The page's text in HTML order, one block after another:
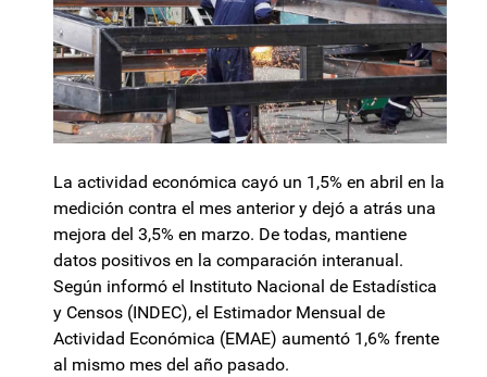
La actividad económica cayó un 1,5% en abril en la
medición contra el mes anterior y dejó a atrás una
mejora del 3,5% en marzo. De todas, mantiene
datos positivos en la comparación interanual.
Según informó el Instituto Nacional de Estadística
y Censos (INDEC), el Estimador Mensual de
Actividad Económica (EMAE) aumentó 1,6% frente
al mismo mes del año pasado.